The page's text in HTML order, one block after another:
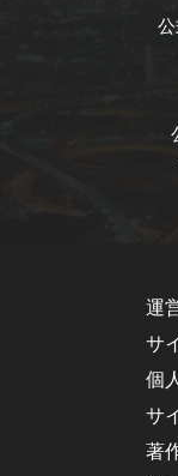
運
サ
個
サ
著